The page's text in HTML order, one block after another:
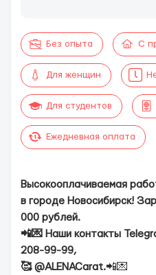
Без опыта С
Для женщин
Для студентов
Ежедневная оплата
Высокооплачиваемая
в городе Новосибирск!
000 рублей.
📲💌 Наши контакты
208-99-99,
🥰 @ALENACarat.📲💌